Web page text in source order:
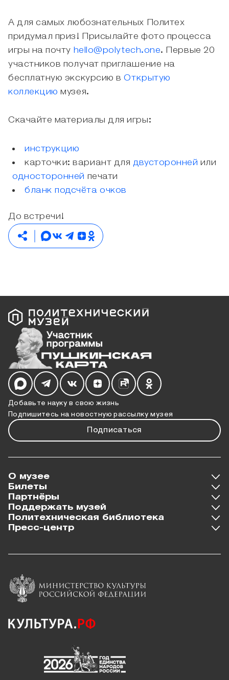
А для самых любознательных Политех
придумал приз! Присылайте фото процесса
игры на почту hello@polytech.one. Первые 20
участников получат приглашение на
бесплатную экскурсию вОткрытую
коллекцию музея.
Скачайте материалы для игры:
инструкцию
карточки: вариант для двусторонней или
односторонней печати
бланк подсчёта очков
До встречи!
Добавьте науку в свою жизнь
Подпишитесь на новостную рассылку музея
Подписаться
Мы в социальных сетях
О музее
Билеты
Партнёры
Поддержать музей
Политехническая библиотека
Пресс-центр